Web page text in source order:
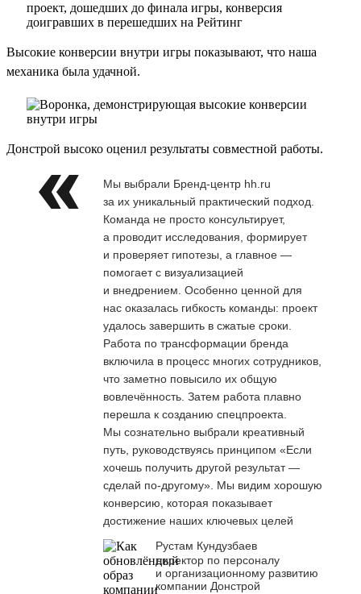
Высокие конверсии внутри игры показывают, что наша
механика была удачной.
Донстрой высоко оценил результаты совместной работы.
Мы выбрали Бренд-центр hh.ru
за их уникальный практический подход.
Команда не просто консультирует,
а проводит исследования, формирует
и проверяет гипотезы, а главное —
помогает с визуализацией
и внедрением. Особенно ценной для
нас оказалась гибкость команды: проект
удалось завершить в сжатые сроки.
Работа по трансформации бренда
включила в процесс многих сотрудников,
что заметно повысило их общую
вовлечённость. Затем работа плавно
перешла к созданию спецпроекта.
Мы сознательно выбрали креативный
путь, руководствуясь принципом «Если
хочешь получить другой результат —
сделай по-другому». Мы видим хорошую
конверсию, которая показывает
достижение наших ключевых целей
Рустам Кундузбаев
директор по персоналу
и организационному развитию
компании Донстрой